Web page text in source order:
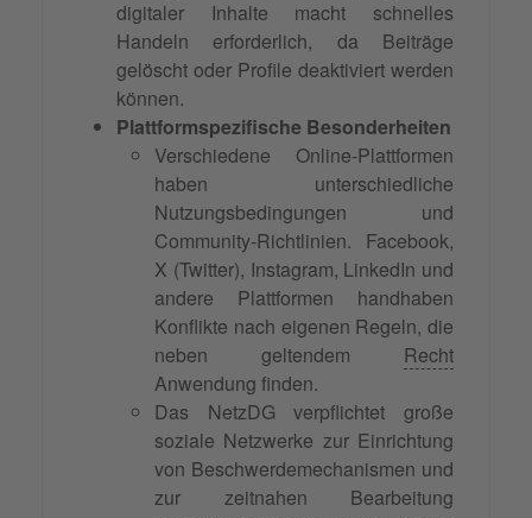
digitaler Inhalte macht schnelles
Handeln erforderlich, da Beiträge
gelöscht oder Profile deaktiviert werden
können.
Plattformspezifische Besonderheiten
Verschiedene Online-Plattformen
haben unterschiedliche
Nutzungsbedingungen und
Community-Richtlinien. Facebook,
X (Twitter), Instagram, LinkedIn und
andere Plattformen handhaben
Konflikte nach eigenen Regeln, die
neben geltendem Recht
Anwendung finden.
Das NetzDG verpflichtet große
soziale Netzwerke zur Einrichtung
von Beschwerdemechanismen und
zur zeitnahen Bearbeitung